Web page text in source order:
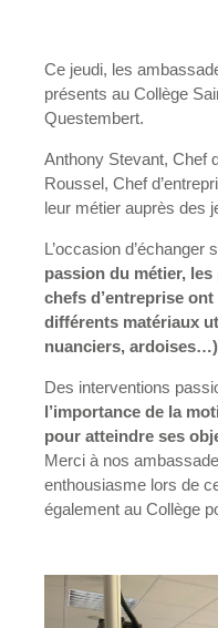
Ce jeudi, les
présents au Collège
Questembert.
Anthony Stevant, Chef
Roussel, Chef
leur métier auprès des
L’occasion d’échanger
passion du métier,
chefs d’entreprise
différents matériaux
nuanciers,
Des interventions
l’importance de la
pour atteindre ses
Merci à nos
enthousiasme lors de
également au Collège